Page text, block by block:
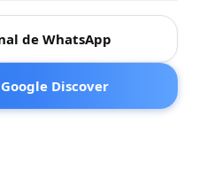
de WhatsApp
Discover